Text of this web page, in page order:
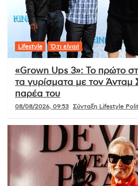
Lifestyle Ό,τι είναι!
«Grown Ups 3»: Το πρώτο
τα γυρίσματα με τον Άνταμ
παρέα του
08/08/2026, 09:53 Σύνταξη Lifestyle